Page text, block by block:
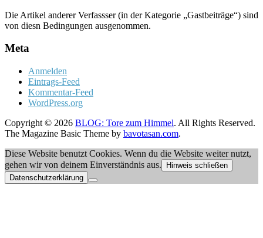
Die Artikel anderer Verfassser (in der Kategorie „Gastbeiträge“) sind
von diesn Bedingungen ausgenommen.
Meta
Anmelden
Eintrags-Feed
Kommentar-Feed
WordPress.org
Copyright © 2026 BLOG: Tore zum Himmel. All Rights Reserved.
The Magazine Basic Theme by bavotasan.com.
Diese Website benutzt Cookies. Wenn du die Website weiter nutzt,
gehen wir von deinem Einverständnis aus.
Hinweis schließen
Datenschutzerklärung